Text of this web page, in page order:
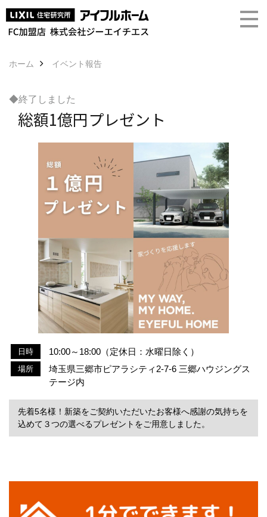
ホーム イベント報告
◆終了しました
総額1億円プレゼント
日時 10:00～18:00（定休日：水曜日除く）
場所
埼玉県三郷市ピアラシティ2-7-6 三郷ハウジングス
テージ内
先着5名様！新築をご契約いただいたお客様へ感謝の気持ちを
込めて３つの選べるプレゼントをご用意しました。